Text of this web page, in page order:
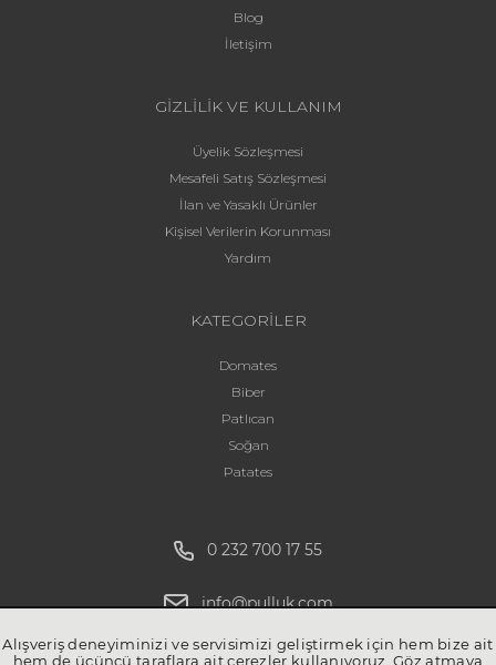
Blog
İletişim
GİZLİLİK VE KULLANIM
Üyelik Sözleşmesi
Mesafeli Satış Sözleşmesi
İlan ve Yasaklı Ürünler
Kişisel Verilerin Korunması
Yardım
KATEGORİLER
Domates
Biber
Patlıcan
Soğan
Patates
0 232 700 17 55
info@pulluk.com
Alışveriş deneyiminizi ve servisimizi geliştirmek için hem bize ait
hem de üçüncü taraflara ait çerezler kullanıyoruz. Göz atmaya